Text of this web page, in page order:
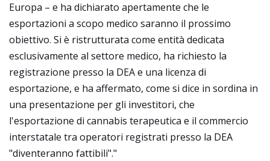
Europa – e ha dichiarato apertamente che le
esportazioni a scopo medico saranno il prossimo
obiettivo. Si è ristrutturata come entità dedicata
esclusivamente al settore medico, ha richiesto la
registrazione presso la DEA e una licenza di
esportazione, e ha affermato, come si dice in sordina in
una presentazione per gli investitori, che
l'esportazione di cannabis terapeutica e il commercio
interstatale tra operatori registrati presso la DEA
"diventeranno fattibili"."